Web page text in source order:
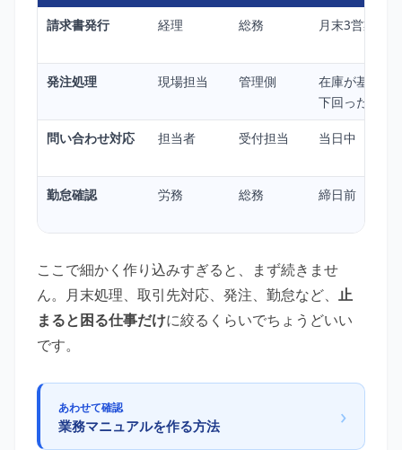
請求書発行
経理 総務 月末3営業日前
発注処理 現場担当 管理側
在庫が基準数
下回った日
問い合わせ対応 担当者 受付担当 当日中
勤怠確認 労務 総務 締日前
ここで細かく作り込みすぎると、まず続きませ
ん。月末処理、取引先対応、発注、勤怠など、 止
まると困る仕事だけに絞るくらいでちょうどいい
です。
あわせて確認
業務マニュアルを作る方法 ›